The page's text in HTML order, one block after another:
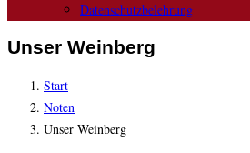
Datenschutzbelehrung
Unser Weinberg
Start
Noten
Unser Weinberg